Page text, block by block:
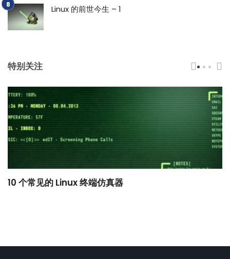
Linux 的前世今生 – 1
特别关注
10 个常见的 Linux 终端仿真器